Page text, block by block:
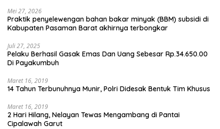
Mei 27, 2026
Praktik penyelewengan bahan bakar minyak (BBM) subsidi di
Kabupaten Pasaman Barat akhirnya terbongkar
Juli 27, 2025
Pelaku Berhasil Gasak Emas Dan Uang Sebesar Rp.34.650.00
Di Payakumbuh
Maret 16, 2019
14 Tahun Terbunuhnya Munir, Polri Didesak Bentuk Tim Khusus
Maret 16, 2019
2 Hari Hilang, Nelayan Tewas Mengambang di Pantai
Cipalawah Garut